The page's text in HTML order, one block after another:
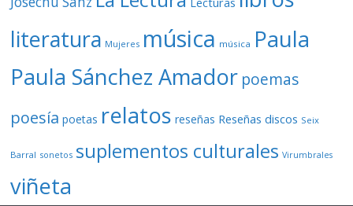
literatura Mujeres música música Paula
Paula Sánchez Amador poemas
poesía poetas relatos reseñas Reseñas discos Seix
Barral sonetos suplementos culturales Virumbrales
viñeta